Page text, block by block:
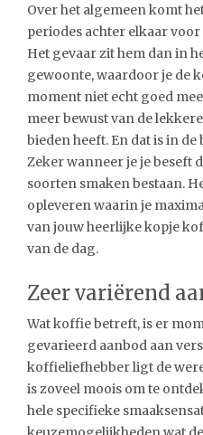
Over het algemeen komt
periodes achter elkaar
Het gevaar zit hem dan in
gewoonte, waardoor je de
moment niet echt goed
meer bewust van de
bieden heeft. En dat is in
Zeker wanneer je je beseft
soorten smaken bestaan.
opleveren waarin je
van jouw heerlijke kopje
van de dag.
Zeer variërend
Wat koffie betreft, is er
gevarieerd aanbod aan
koffieliefhebber ligt de
is zoveel moois om te
hele specifieke